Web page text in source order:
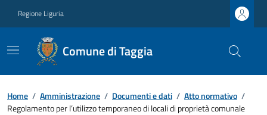
Regione Liguria
Comune di Taggia
Home / Amministrazione / Documenti e dati / Atto normativo /
Regolamento per l’utilizzo temporaneo di locali di proprietà comunale